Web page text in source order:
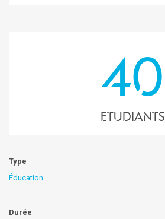
40
Etudiants
Type
Éducation
Durée